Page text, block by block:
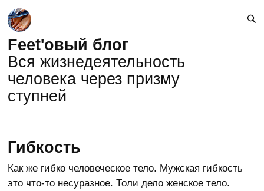
Feet'овый блог
Вся жизнедеятельность
человека через призму
ступней
Гибкость
Как же гибко человеческое тело. Мужская гибкость
это что-то несуразное. Толи дело женское тело.